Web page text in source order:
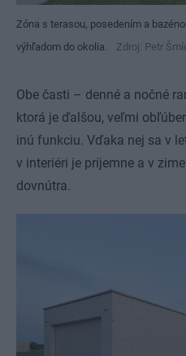
Zóna s terasou, posedením a
výhľadom do okolia.
Zdroj: Petr
Obe časti – denné a nočné
ktorá je ďalšou, veľmi
inú funkciu. Vďaka nej sa v
v interiéri je príjemne a v
dovnútra.